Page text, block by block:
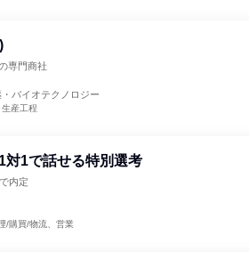
専門商社
バイオテクノロジー
産工程
対1で話せる特別選考
内定
/購買/物流、営業